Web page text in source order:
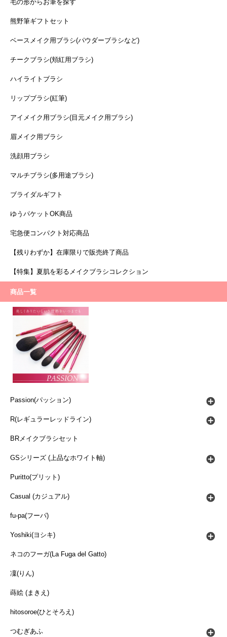
毛の形からお筆を探す
熊野筆ギフトセット
ベースメイク用ブラシ(パウダーブラシなど)
チークブラシ(頬紅用ブラシ)
ハイライトブラシ
リップブラシ(紅筆)
アイメイク用ブラシ(目元メイク用ブラシ)
眉メイク用ブラシ
洗顔用ブラシ
マルチブラシ(多用途ブラシ)
ブライダルギフト
ゆうパケットOK商品
宅急便コンパクト対応商品
【残りわずか】在庫限りで販売終了商品
【特集】夏肌を彩るメイクブラシコレクション
商品一覧
Passion(パッション)
R(レギュラーレッドライン)
BRメイクブラシセット
GSシリーズ (上品なホワイト軸)
Puritto(プリット)
Casual (カジュアル)
fu-pa(フーパ)
Yoshiki(ヨシキ)
ネコのフーガ(La Fuga del Gatto)
凜(りん)
蒔絵 (まきえ)
hitosoroe(ひとそろえ)
つむぎあふ